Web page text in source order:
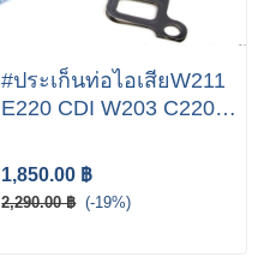
#ประเก็นท่อไอเสียW211
E220 CDI W203 C220
1,850.00 ฿
2,290.00 ฿ (-19%)